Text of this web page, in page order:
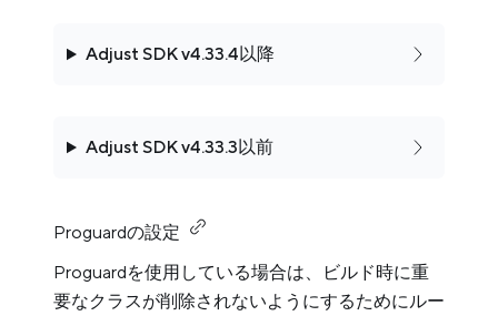
Adjust SDK v4.33.4以降
Adjust SDK v4.33.3以前
Proguardの設定
Proguardを使用している場合は、ビルド時に重
要なクラスが削除されないようにするためにルー